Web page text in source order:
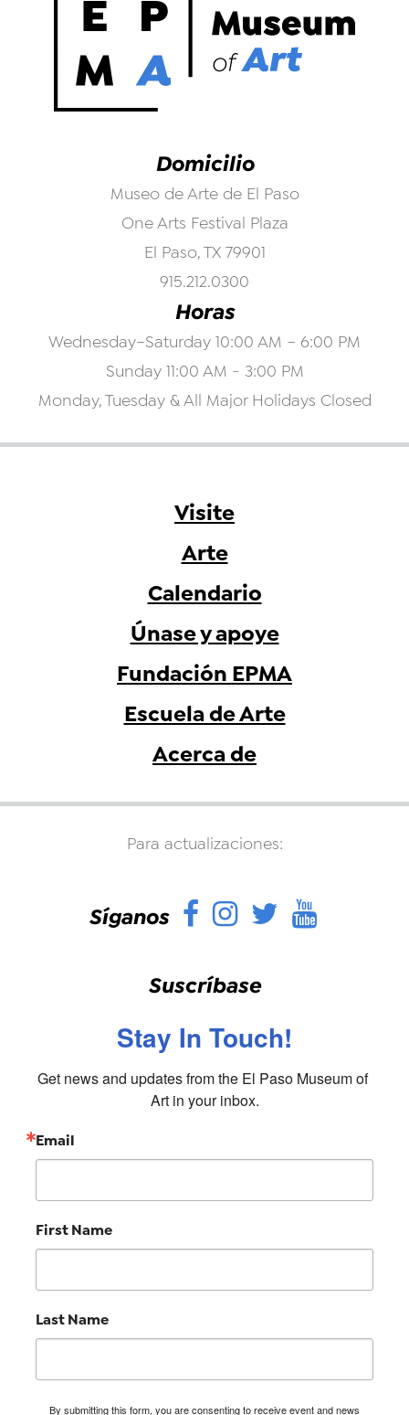
Domicilio
Museo de Arte de El Paso
One Arts Festival Plaza
El Paso, TX 79901
915.212.0300
Horas
Wednesday–Saturday 10:00 AM – 6:00 PM
Sunday 11:00 AM - 3:00 PM
Monday, Tuesday & All Major Holidays Closed
Visite
Arte
Calendario
Únase y apoye
Fundación EPMA
Escuela de Arte
Acerca de
Para actualizaciones:
Síganos Facebook
Instagram
Twitter
Suscríbase
Stay In Touch!
Get news and updates from the El Paso Museum of
Art in your inbox.
Email
First Name
Last Name
By submitting this form, you are consenting to receive event and news